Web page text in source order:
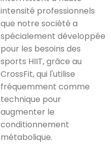
intensité professionnels
que notre société a
spécialement développée
pour les besoins des
sports HIIT, grâce au
CrossFit, qui l'utilise
fréquemment comme
technique pour
augmenter le
conditionnement
métabolique.